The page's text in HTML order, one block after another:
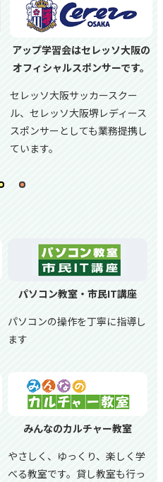
アップ学習会はセレッソ大阪の
オフィシャルスポンサーです。
セレッソ大阪サッカースクー
ル、 セレッソ大阪堺レディース
スポンサーとしても業務提携し
ています。
パソコン教室・市民IT講座
パソコンの操作を丁寧に指導し
ます
みんなのカルチャー教室
やさしく、ゆっくり、楽しく学
べる教室です。貸し教室も行っ